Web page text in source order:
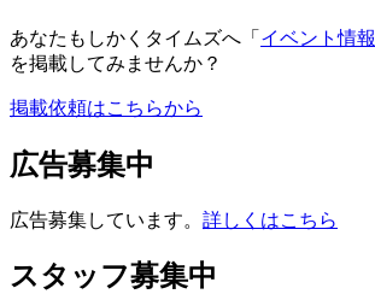
あなたもしかくタイムズへ「 イベント情報
を掲載してみませんか？
掲載依頼はこちらから
広告募集中
広告募集しています。 詳しくはこちら
スタッフ募集中